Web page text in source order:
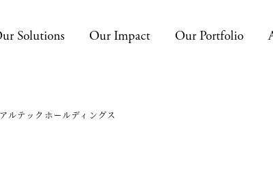
Solutions Our Impact Our Portfolio
ルテックホールディングス